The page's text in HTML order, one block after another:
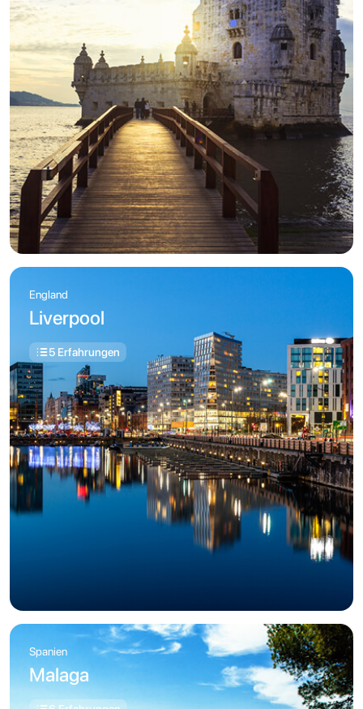
England
Liverpool
5 Erfahrungen
Spanien
Malaga